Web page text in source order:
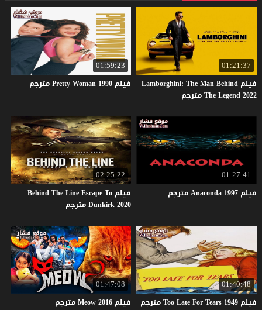
01:21:37
فيلم Lamborghini: The Man Behind
The Legend 2022 مترجم
01:59:23
فيلم PrettyWoman 1990 مترجم
01:27:41
فيلم Anaconda 1997 مترجم
02:25:22
فيلم Behind The Line Escape To
Dunkirk 2020 مترجم
01:40:48
فيلم TooLateForTears 1949 مترجم
01:47:08
فيلم Meow2016 مترجم